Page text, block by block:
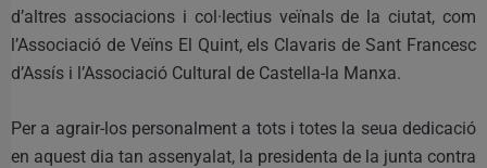
d’altres associacions i col·lectius veïnals de la ciutat, com
l’Associació de Veïns El Quint, els Clavaris de Sant Francesc
d’Assís i l’Associació Cultural de Castella-la Manxa.
Per a agrair-los personalment a tots i totes la seua dedicació
en aquest dia tan assenyalat, la presidenta de la junta contra